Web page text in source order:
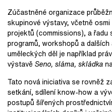
Zúčastněné organizace
skupinové výstavy, včetně
projektů (commissions), a řadu
programů, workshopů a
uměleckých děl je například
výstavěSeno, sláma, skládka
Tato nová iniciativa se rovněž
setkání, sdílení know-how a
postupů šířených